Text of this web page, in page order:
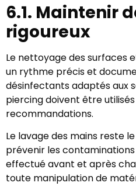
6.1. Maintenir
rigoureux
Le nettoyage des surfaces
un rythme précis et
désinfectants adaptés aux
piercing doivent être
recommandations.
Le lavage des mains reste
prévenir les
effectué avant et après
toute manipulation de